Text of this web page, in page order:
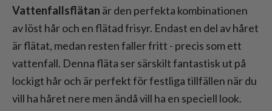
Vattenfallsflätan är den perfekta kombinationen
av löst hår och en flätad frisyr. Endast en del av håret
är flätat, medan resten faller fritt - precis som ett
vattenfall. Denna fläta ser särskilt fantastisk ut på
lockigt hår och är perfekt för festliga tillfällen när du
vill ha håret nere men ändå vill ha en speciell look.